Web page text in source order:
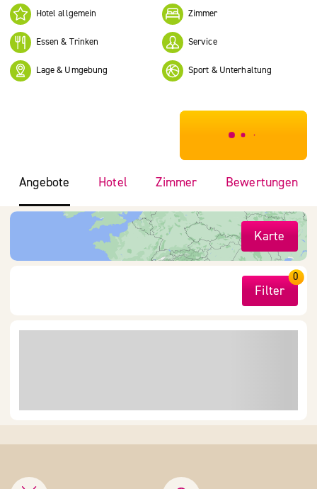
Hotel allgemein Zimmer
Essen & Trinken Service
Lage & Umgebung Sport & Unterhaltung
***************
Angebote Hotel Zimmer Bewertungen
Karte
Filter
0